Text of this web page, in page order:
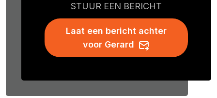
STUUR EEN BERICHT
Laat een bericht achter
voor Gerard